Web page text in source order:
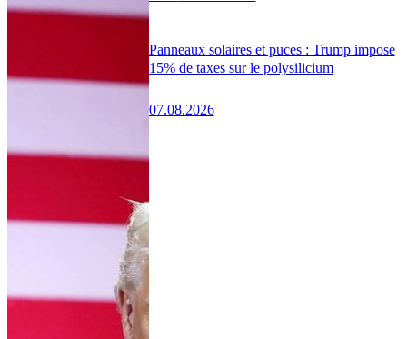
Panneaux solaires et puces : Trump impose
15% de taxes sur le polysilicium
07.08.2026